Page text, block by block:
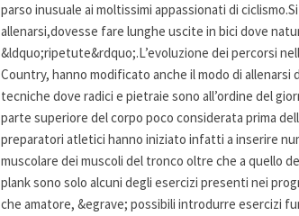
parso inusuale ai moltissimi appassionati di
allenarsi,dovesse fare lunghe uscite in bici dove
&ldquo;ripetute&rdquo;.L’evoluzione dei percorsi
Country, hanno modificato anche il modo di
tecniche dove radici e pietraie sono all’ordine del
parte superiore del corpo poco considerata prima
preparatori atletici hanno iniziato infatti a inserire
muscolare dei muscoli del tronco oltre che a quello
plank sono solo alcuni degli esercizi presenti nei
che amatore, &egrave; possibili introdurre esercizi